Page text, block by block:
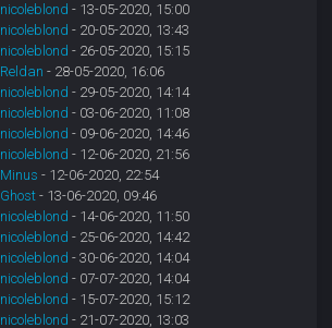
nicoleblond - 13-05-2020, 15:00
nicoleblond - 20-05-2020, 13:43
nicoleblond - 26-05-2020, 15:15
Reldan - 28-05-2020, 16:06
nicoleblond - 29-05-2020, 14:14
nicoleblond - 03-06-2020, 11:08
nicoleblond - 09-06-2020, 14:46
nicoleblond - 12-06-2020, 21:56
Minus - 12-06-2020, 22:54
Ghost - 13-06-2020, 09:46
nicoleblond - 14-06-2020, 11:50
nicoleblond - 25-06-2020, 14:42
nicoleblond - 30-06-2020, 14:04
nicoleblond - 07-07-2020, 14:04
nicoleblond - 15-07-2020, 15:12
nicoleblond - 21-07-2020, 13:03